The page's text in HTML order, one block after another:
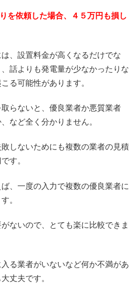
を依頼した場合、４５万円も損し
、設置料金が高くなるだけでな
話よりも発電量が少なかったりな
る可能性があります。
らないと、優良業者か悪質業者
など全く分かりません。
しないためにも複数の業者の見積
す。
、一度の入力で複数の優良業者に
。
ないので、とても楽に比較できま
る業者がいないなど何か不満があ
丈夫です。